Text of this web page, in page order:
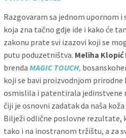
Razgovaram sa jednom upornom
koja zna tačno gdje ide i kako će
zakonu prate svi izazovi koji se
putu poduzetništva. Meliha Klopić
brendaMAGIC TOUCH,
koji se bavi proizvodnjom prirodne
osmislila i patentirala jedinstvene
čiji je osnovni zadatak da naša
Bilježi odlične poslovne rezultate,
tako i na inostranom tržištu, a za